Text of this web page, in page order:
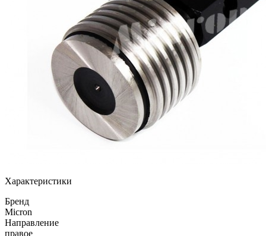
Характеристики
Бренд
Micron
Направление
правое